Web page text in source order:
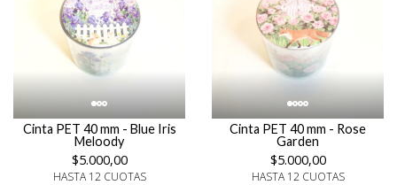
Cinta PET 40 mm - Blue Iris
Meloody
$5.000,00
HASTA 12 CUOTAS
Cinta PET 40 mm - Rose
Garden
$5.000,00
HASTA 12 CUOTAS